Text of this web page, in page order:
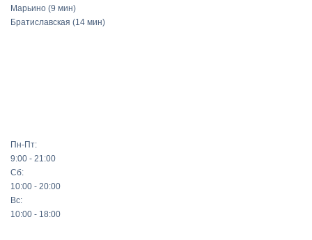
Марьино (9 мин)
Братиславская (14 мин)
Пн-Пт:
9:00 - 21:00
Сб:
10:00 - 20:00
Вс:
10:00 - 18:00